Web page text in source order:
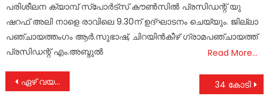
പരിശീലന ക്യാമ്പ് സ്പോർട്സ് കൗൺസിൽ പ്രസിഡന്റ് യു
ഷറഫ് അലി നാളെ രാവിലെ 9.30ന് ഉദ്ഘാടനം ചെയ്യും. ജില്ലാ
പഞ്ചായത്തംഗം ആർ.സുഭാഷ്, ചിറയിൻകീഴ് ഗ്രാമപഞ്ചായത്ത്
പ്രസിഡന്റ് എം.അബ്ദുൽ
Read More…
Post
ഏഴ് വയസ്സുകാരനെ തെരുവ്നാ യ്ക്കൾ കൂട്ടത്തോടെ ആക്രമിച്ചു 34 കോടി